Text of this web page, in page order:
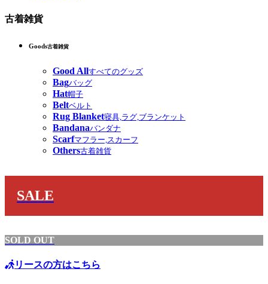
古着雑貨
Goods古着雑貨
Good Allすべてのグッズ
Bagバッグ
Hat帽子
Beltベルト
Rug Blanket寝具,ラグ,ブランケット
Bandanaバンダナ
Scarfマフラー,スカーフ
Others古着雑貨
SALE
SOLD OUT
リースの方はこちら